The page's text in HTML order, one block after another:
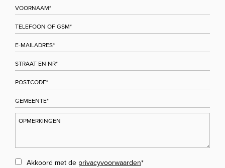
Akkoord met de privacyvoorwaarden*